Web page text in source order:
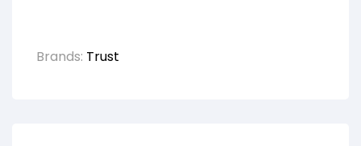
Brands: Trust